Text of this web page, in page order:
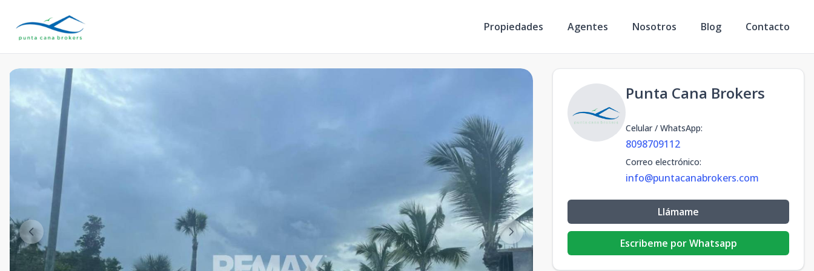
Propiedades Agentes Nosotros Blog Contacto
Punta Cana Brokers
Celular / WhatsApp:
8098709112
Correo electrónico:
info@puntacanabrokers.com
Llámame
Escribeme por Whatsapp